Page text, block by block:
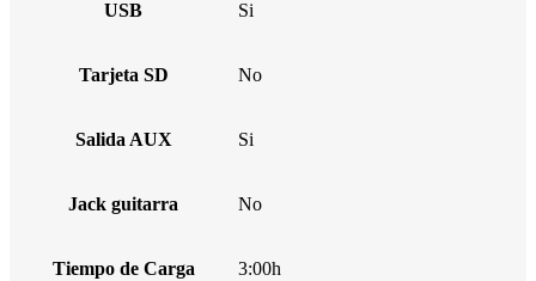
USB Si
Tarjeta SD No
Salida AUX Si
Jack guitarra No
Tiempo de Carga 3:00h